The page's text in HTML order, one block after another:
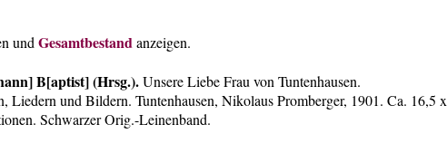
und Gesamtbestandanzeigen.
B[aptist] (Hrsg.).Unsere Liebe Frau von Tuntenhausen.
Liedern und Bildern. Tuntenhausen, Nikolaus Promberger, 1901. Ca. 16,5 x
Schwarzer Orig.-Leinenband.